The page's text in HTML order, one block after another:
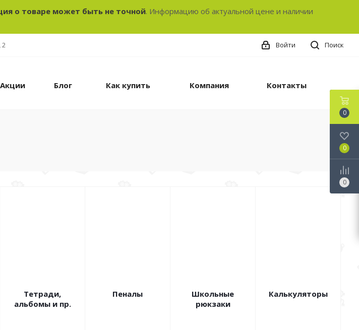
о товаре может быть не точной. Информацию об актуальной цене и наличии
2 Поиск
Войти
Акции Блог Как купить Компания Контакты
Тетради,
альбомы и пр.
Пеналы
Школьные
рюкзаки
Калькуляторы
0
0
0